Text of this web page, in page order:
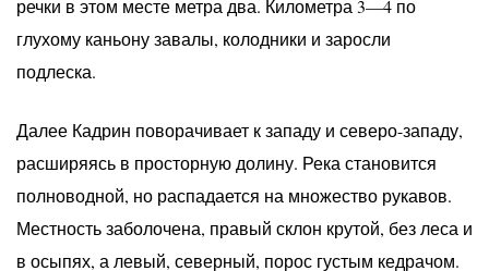
речки в этом месте метра два. Километра 3—4 по
глухому каньону завалы, колодники и заросли
подлеска.
Далее Кадрин поворачивает к западу и северо-западу,
расширяясь в просторную долину. Река становится
полноводной, но распадается на множество рукавов.
Местность заболочена, правый склон крутой, без леса и
в осыпях, а левый, северный, порос густым кедрачом.